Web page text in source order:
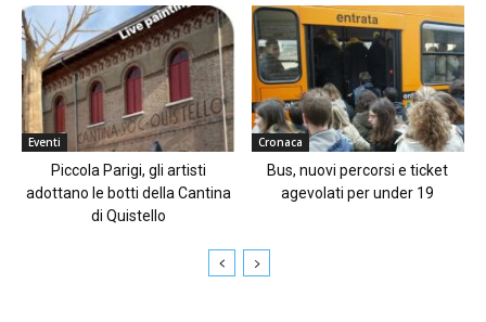
Eventi
Piccola Parigi, gli artisti
adottano le botti della Cantina
di Quistello
Cronaca
Bus, nuovi percorsi e ticket
agevolati per under 19